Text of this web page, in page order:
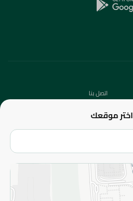
اختر موقعك
اتصل بنا
الفروع
سياسة الاستخدام